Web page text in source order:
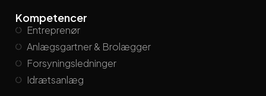
Kompetencer
Entreprenør
Anlægsgartner & Brolægger
Forsyningsledninger
Idrætsanlæg